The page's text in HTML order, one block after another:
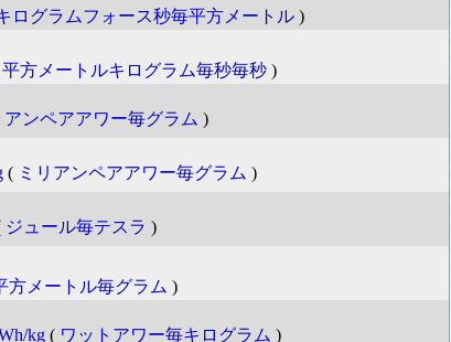
ログラムフォース秒毎平方メートル )
平方メートルキログラム毎秒毎秒 )
アンペアアワー毎グラム )
( ミリアンペアアワー毎グラム )
ジュール毎テスラ )
方メートル毎グラム )
kg ( ワットアワー毎キログラム )